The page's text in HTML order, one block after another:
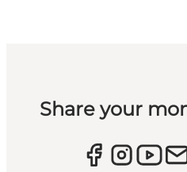
Share your